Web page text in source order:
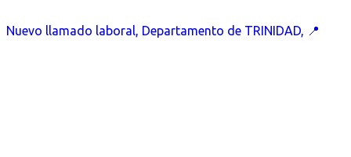
Nuevo llamado laboral, Departamento de TRINIDAD, 📍